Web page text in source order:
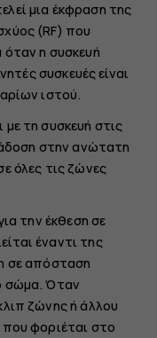
μια έκφραση της
(RF) που
η συσκευή
συσκευές είναι
ιστού.
τη συσκευή στις
στην ανώτατη
όλες τις ζώνες
την έκθεση σε
έναντι της
σε απόσταση
σώμα. Όταν
ζώνης ή άλλου
που φοριέται στο